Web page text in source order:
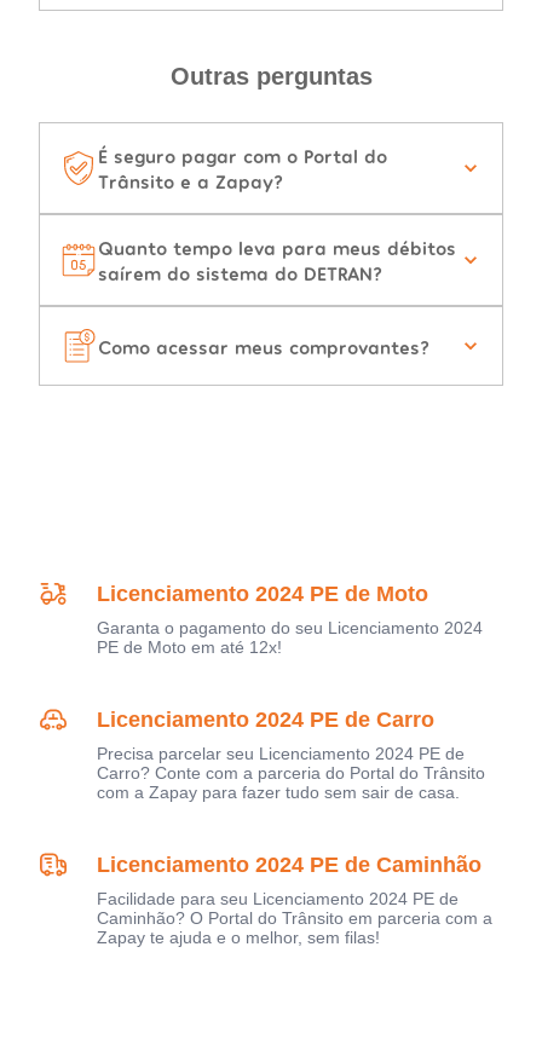
Outras perguntas
É seguro pagar com o Portal do
Trânsito e a Zapay?
Quanto tempo leva para meus débitos
saírem do sistema do DETRAN?
Como acessar meus comprovantes?
Licenciamento 2024 PE de Moto
Garanta o pagamento do seu Licenciamento 2024
PE de Moto em até 12x!
Licenciamento 2024 PE de Carro
Precisa parcelar seu Licenciamento 2024 PE de
Carro? Conte com a parceria do Portal do Trânsito
com a Zapay para fazer tudo sem sair de casa.
Licenciamento 2024 PE de Caminhão
Facilidade para seu Licenciamento 2024 PE de
Caminhão? O Portal do Trânsito em parceria com a
Zapay te ajuda e o melhor, sem filas!